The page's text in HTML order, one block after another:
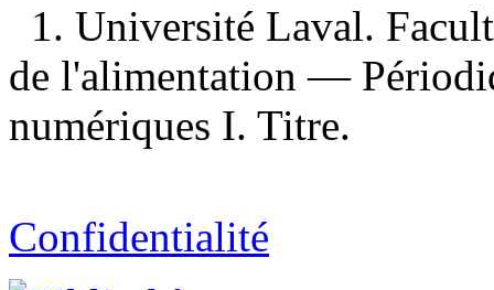
1. Université Laval.
de l'alimentation —
numériques I. Titre.
Confidentialité